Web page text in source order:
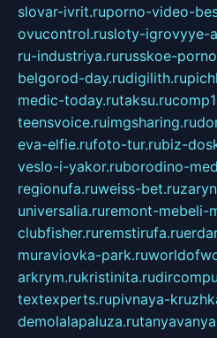
slovar-ivrit.ruporno-video-
ovucontrol.rusloty-igrovyye-
ru-industriya.rurusskoe-
belgorod-day.rudigilith.ru
medic-today.rutaksu.ru
teensvoice.ruimgsharing.ru
eva-elfie.rufoto-tur.rubiz-
veslo-i-yakor.ruborodino-
regionufa.ruweiss-bet.ru
universalia.ruremont-mebeli-
clubfisher.ruremstirufa.ru
muraviovka-park.ru
arkrym.rukristinita.ru
textexperts.rupivnaya-
demolalapaluza.ru